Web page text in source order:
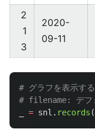
2
1
3
2020-
09-11
# グラフを表示する
= snl . records (